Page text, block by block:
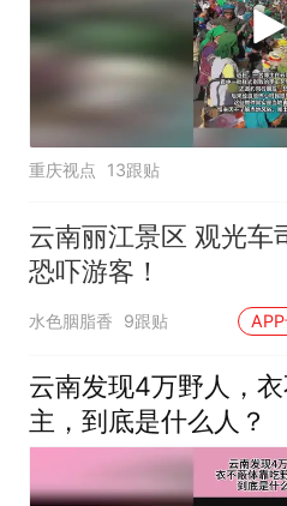
重庆视点 13跟贴
云南丽江景区 观光车
恐吓游客！
水色胭脂香 9跟贴
云南发现4万野人，
主，到底是什么人？